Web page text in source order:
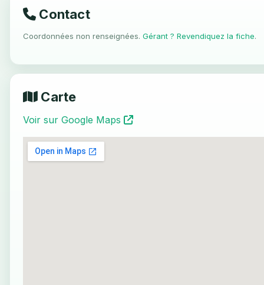
Contact
Coordonnées non renseignées. Gérant ? Revendiquez la fiche.
Carte
Voir sur Google Maps